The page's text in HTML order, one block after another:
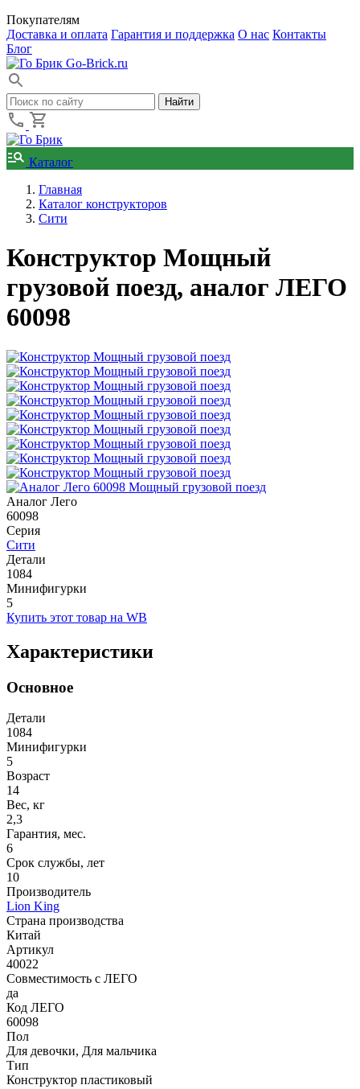
Покупателям
Доставка и оплата Гарантия и поддержка О нас Контакты
Блог
Go-Brick.ru
Каталог
Главная
Каталог конструкторов
Сити
Конструктор Мощный
грузовой поезд, аналог ЛЕГО
60098
Аналог Лего
60098
Серия
Сити
Детали
1084
Минифигурки
5
Купить этот товар на WB
Характеристики
Основное
Детали
1084
Минифигурки
5
Возраст
14
Вес, кг
2,3
Гарантия, мес.
6
Срок службы, лет
10
Производитель
Lion King
Страна производства
Китай
Артикул
40022
Совместимость с ЛЕГО
да
Код ЛЕГО
60098
Пол
Для девочки, Для мальчика
Тип
Конструктор пластиковый